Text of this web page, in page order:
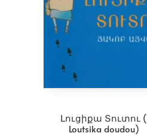
Լուցիքա Տուտու (
Loutsika doudou)